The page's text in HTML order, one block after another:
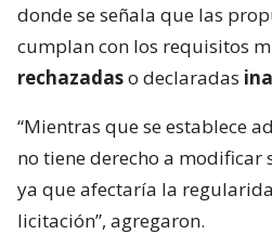
donde se señala que las
cumplan con los requisitos
rechazadaso declaradas
“Mientras que se establece
no tiene derecho a modificar
ya que afectaría la
licitación”, agregaron.